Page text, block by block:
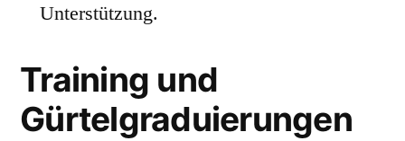
Unterstützung.
Training und
Gürtelgraduierungen